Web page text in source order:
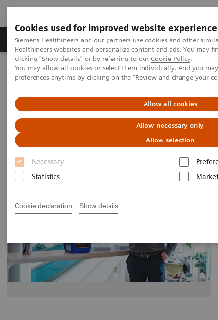
Cookies used for improved website experience
Siemens Healthineers and our partners use cookies and other
Healthineers websites and personalize content and ads. You may
clicking "Show details" or by referring to our Cookie Policy.
You may allow all cookies or select them individually. And you
preferences anytime by clicking on the "Review and change your
Allow all cookies
Allow necessary only
Allow selection
Necessary
Statistics
Cookie declaration Show details
Produkte & Services Fachbereiche
Home Medizinische Bildgebung
Molekulare Bildgebung
MI World Summit 2026
MI World Summit 2026 Moments
Image 62